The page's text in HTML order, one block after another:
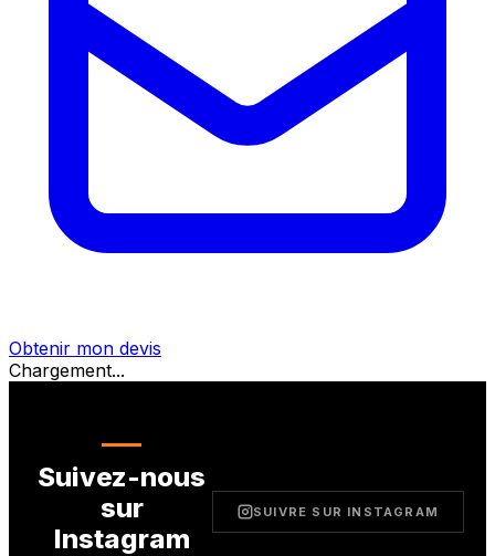
Obtenir mon devis
Chargement...
Suivez-nous
sur
Instagram
SUIVRE SUR INSTAGRAM